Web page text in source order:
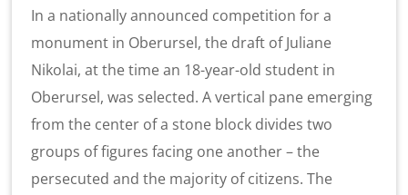
In a nationally announced competition for a
monument in Oberursel, the draft of Juliane
Nikolai, at the time an 18-year-old student in
Oberursel, was selected. A vertical pane emerging
from the center of a stone block divides two
groups of figures facing one another – the
persecuted and the majority of citizens. The